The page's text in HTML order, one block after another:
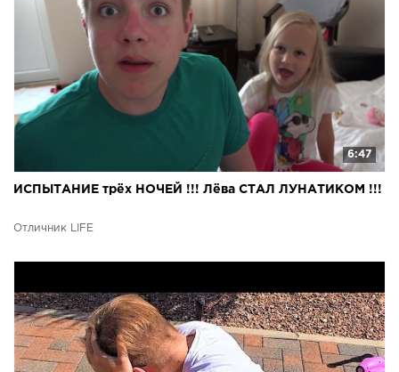
6:47
ИСПЫТАНИЕ трёх НОЧЕЙ !!! Лёва СТАЛ ЛУНАТИКОМ !!!
Отличник LIFE